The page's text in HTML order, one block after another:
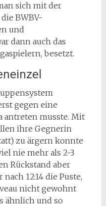
sich mit der
BWBV-
und
dann auch das
besetzt.
gegen eine
antreten musste. Mit
ihre Gegnerin
zu ärgern konnte
nie mehr als 2-3
Rückstand aber
12:14 die Puste,
nicht gewohnt
ähnlich und so